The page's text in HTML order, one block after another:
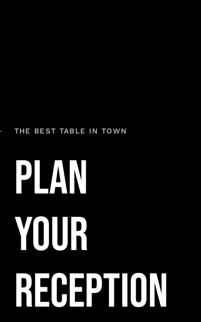
THE BEST TABLE IN TOWN
Plan
Your
Reception